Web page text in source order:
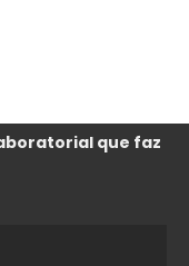
que faz